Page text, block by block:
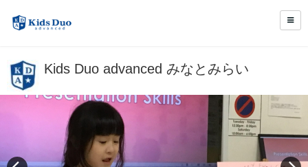
Kids Duo advanced みなとみらい